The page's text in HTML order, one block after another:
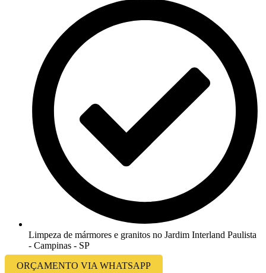
Limpeza de mármores e granitos no Jardim Interland Paulista
- Campinas - SP
ORÇAMENTO VIA WHATSAPP